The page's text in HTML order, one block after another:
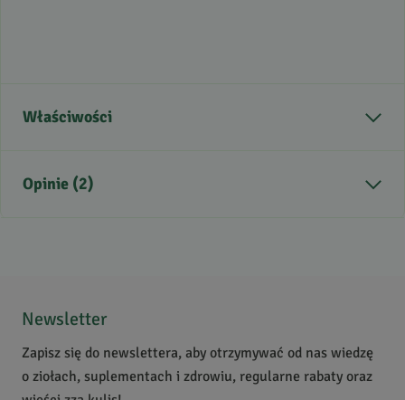
Właściwości
Opinie (2)
4
2
0
1
0
Newsletter
Zapisz się do newslettera, aby otrzymywać od nas wiedzę
o ziołach, suplementach i zdrowiu, regularne rabaty oraz